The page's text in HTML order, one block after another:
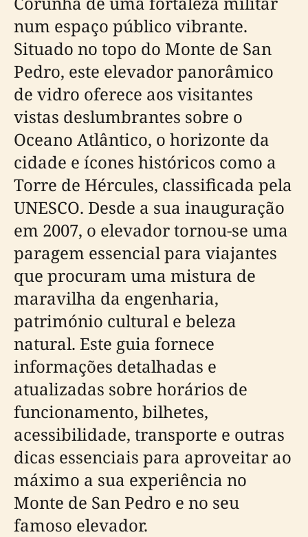
num espaço público vibrante.
Situado no topo do Monte de San
Pedro, este elevador panorâmico
de vidro oferece aos visitantes
vistas deslumbrantes sobre o
Oceano Atlântico, o horizonte da
cidade e ícones históricos como a
Torre de Hércules, classificada pela
UNESCO. Desde a sua inauguração
em 2007, o elevador tornou-se uma
paragem essencial para viajantes
que procuram uma mistura de
maravilha da engenharia,
património cultural e beleza
natural. Este guia fornece
informações detalhadas e
atualizadas sobre horários de
funcionamento, bilhetes,
acessibilidade, transporte e outras
dicas essenciais para aproveitar ao
máximo a sua experiência no
Monte de San Pedro e no seu
famoso elevador.